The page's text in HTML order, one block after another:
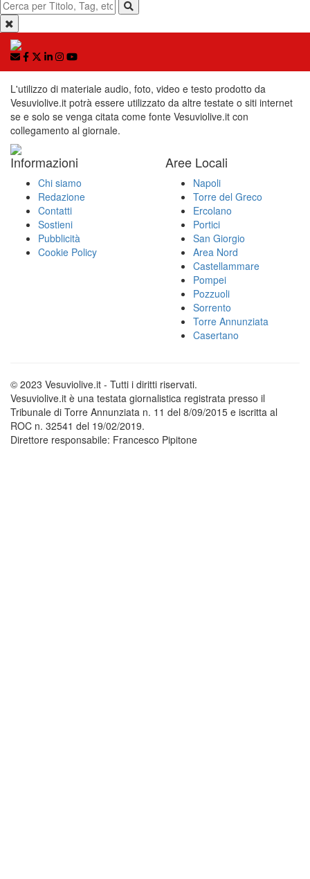
L'utilizzo di materiale audio, foto, video e testo prodotto da
Vesuviolive.it potrà essere utilizzato da altre testate o siti internet
se e solo se venga citata come fonte Vesuviolive.it con
collegamento al giornale.
Informazioni
Chi siamo
Redazione
Contatti
Sostieni
Pubblicità
Cookie Policy
Aree Locali
Napoli
Torre del Greco
Ercolano
Portici
San Giorgio
Area Nord
Castellammare
Pompei
Pozzuoli
Sorrento
Torre Annunziata
Casertano
© 2023 Vesuviolive.it - Tutti i diritti riservati.
Vesuviolive.it è una testata giornalistica registrata presso il
Tribunale di Torre Annunziata n. 11 del 8/09/2015 e iscritta al
ROC n. 32541 del 19/02/2019.
Direttore responsabile: Francesco Pipitone